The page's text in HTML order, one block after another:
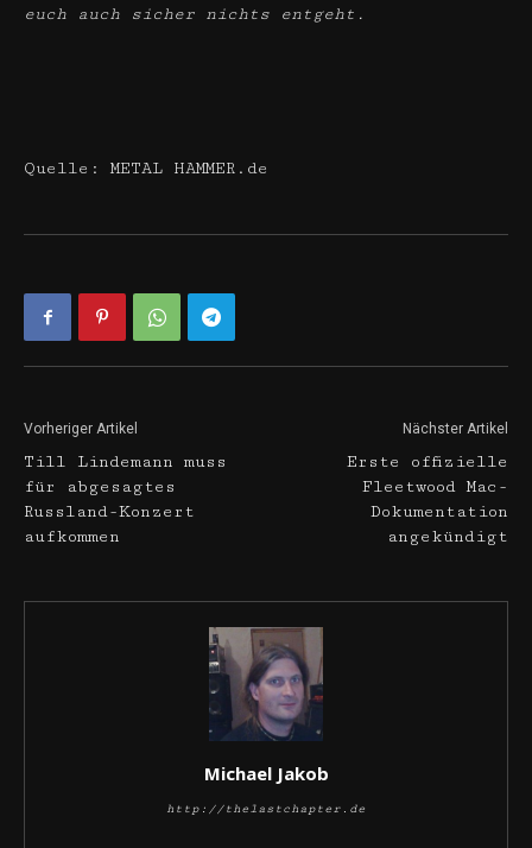
euch auch sicher nichts entgeht.
Quelle: METAL HAMMER.de
Vorheriger Artikel
Till Lindemann muss
für abgesagtes
Russland-Konzert
aufkommen
Nächster Artikel
Erste offizielle
Fleetwood Mac-
Dokumentation
angekündigt
Michael Jakob
http://thelastchapter.de